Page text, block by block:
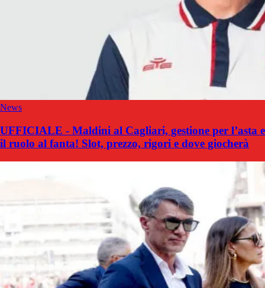
News
UFFICIALE - Maldini al Cagliari, gestione per l’asta e
il ruolo al fanta! Slot, prezzo, rigori e dove giocherà